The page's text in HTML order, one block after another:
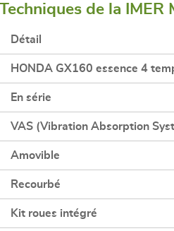
de la IMER
Détail
HONDA GX160 essence 4
En série
VAS (Vibration Absorption
Amovible
Recourbé
Kit roues intégré